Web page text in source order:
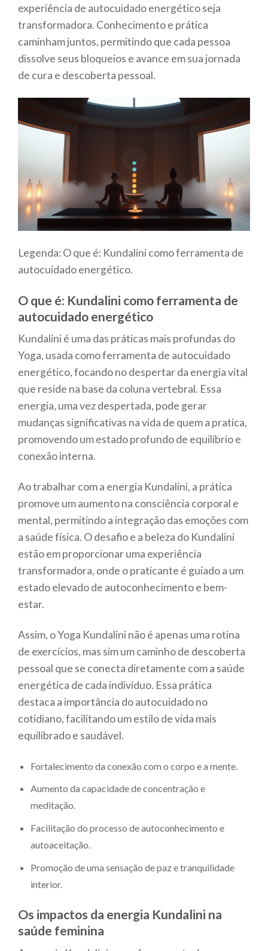
experiência de autocuidado energético seja
transformadora. Conhecimento e prática
caminham juntos, permitindo que cada pessoa
dissolve seus bloqueios e avance em sua jornada
de cura e descoberta pessoal.
Legenda: O que é: Kundalini como ferramenta de
autocuidado energético.
O que é: Kundalini como ferramenta de
autocuidado energético
Kundalini é uma das práticas mais profundas do
Yoga, usada como ferramenta de autocuidado
energético, focando no despertar da energia vital
que reside na base da coluna vertebral. Essa
energia, uma vez despertada, pode gerar
mudanças significativas na vida de quem a pratica,
promovendo um estado profundo de equilíbrio e
conexão interna.
Ao trabalhar com a energia Kundalini, a prática
promove um aumento na consciência corporal e
mental, permitindo a integração das emoções com
a saúde física. O desafio e a beleza do Kundalini
estão em proporcionar uma experiência
transformadora, onde o praticante é guiado a um
estado elevado de autoconhecimento e bem-
estar.
Assim, o Yoga Kundalini não é apenas uma rotina
de exercícios, mas sim um caminho de descoberta
pessoal que se conecta diretamente com a saúde
energética de cada indivíduo. Essa prática
destaca a importância do autocuidado no
cotidiano, facilitando um estilo de vida mais
equilibrado e saudável.
Fortalecimento da conexão com o corpo e a mente.
Aumento da capacidade de concentração e
meditação.
Facilitação do processo de autoconhecimento e
autoaceitação.
Promoção de uma sensação de paz e tranquilidade
interior.
Os impactos da energia Kundalini na
saúde feminina